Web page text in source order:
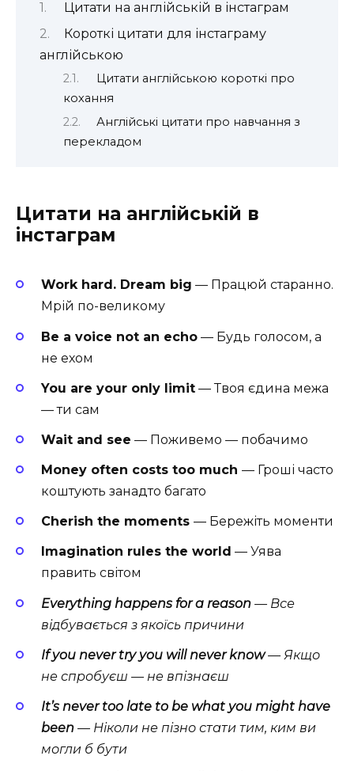
Цитати на англійській в інстаграм
Короткі цитати для інстаграму
англійською
Цитати англійською короткі про
кохання
Англійські цитати про навчання з
перекладом
Цитати на англійській в
інстаграм
Work hard. Dream big — Працюй старанно.
Мрій по-великому
Be a voice not an echo — Будь голосом, а
не ехом
You are your only limit — Твоя єдина межа
— ти сам
Wait and see — Поживемо — побачимо
Money often costs too much — Гроші часто
коштують занадто багато
Cherish the moments — Бережіть моменти
Imagination rules the world — Уява
править світом
Everything happens fora reason — Все
відбувається з якоїсь причини
If you never try you will never know — Якщо
не спробуєш — не впізнаєш
It’s never too late to be what you might have
been — Ніколи не пізно стати тим, ким ви
могли б бути